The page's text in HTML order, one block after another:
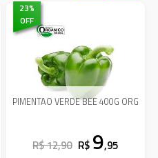
23%
OFF
PIMENTAO VERDE BEE 400G ORG
R$ 12,90 R$ 9,95